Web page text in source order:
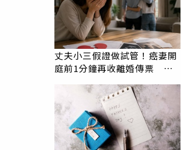
丈夫小三假證做試管！癌妻開
庭前1分鐘再收離婚傳票 她